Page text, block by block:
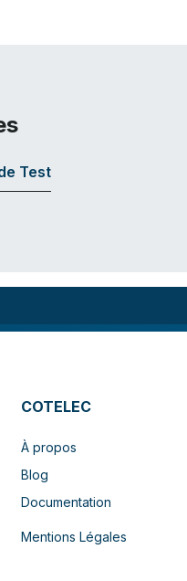
Test
COTELEC
À propos
Blog
Documentation
Mentions Légales